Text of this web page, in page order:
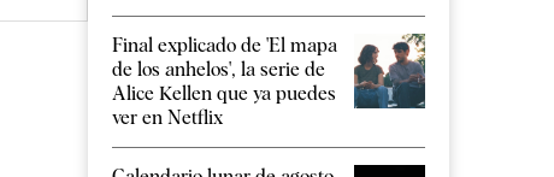
Final explicado de 'El mapa
de los anhelos', la serie de
Alice Kellen que ya puedes
ver en Netflix